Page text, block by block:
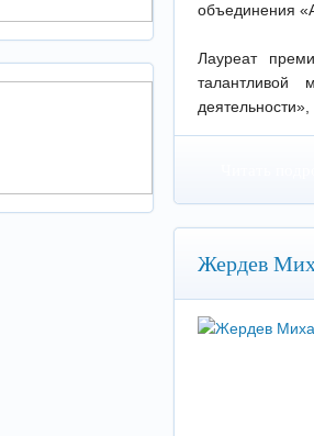
объединения
Лауреат
Жердев